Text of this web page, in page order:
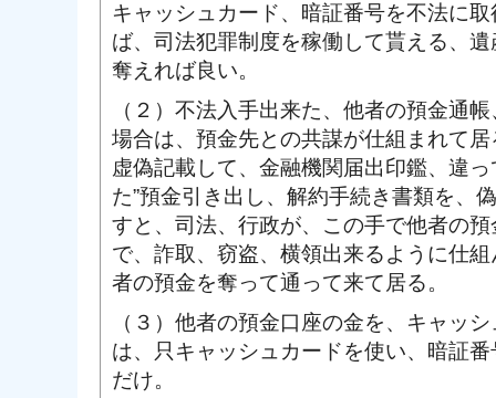
キャッシュカード、暗証番号を不法に
ば、司法犯罪制度を稼働して貰える、
奪えれば良い。
（２）不法入手出来た、他者の預金通
場合は、預金先との共謀が仕組まれて
虚偽記載して、金融機関届出印鑑、違
た”預金引き出し、解約手続き書類を、
すと、司法、行政が、この手で他者の
で、詐取、窃盗、横領出来るように仕
者の預金を奪って通って来て居る。
（３）他者の預金口座の金を、キャッ
は、只キャッシュカードを使い、暗証
だけ。